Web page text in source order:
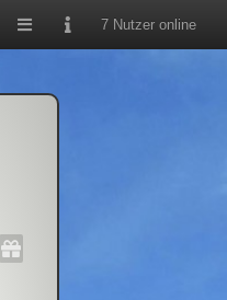
7 Nutzer online